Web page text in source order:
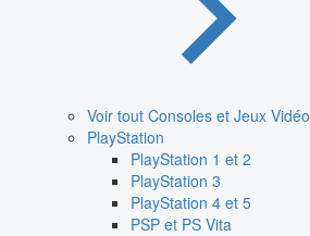
Voir tout Consoles et Jeux Vidéo
PlayStation
PlayStation 1 et 2
PlayStation 3
PlayStation 4 et 5
PSP et PS Vita